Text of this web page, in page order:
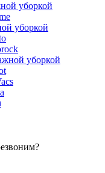
уборкой
уборкой
уборкой